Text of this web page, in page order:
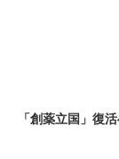
「創薬立国」復